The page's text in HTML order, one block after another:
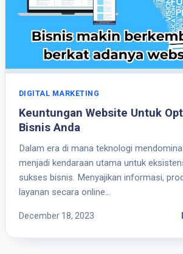
DIGITAL MARKETING
Keuntungan Website Untuk
Bisnis Anda
Dalam era di mana teknologi
menjadi kendaraan utama untuk
sukses bisnis. Menyajikan informasi,
layanan secara online…
December 18, 2023